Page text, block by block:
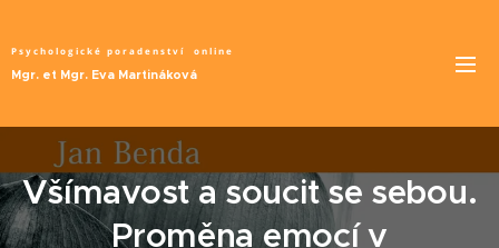
Psychologické poradenství online
Mgr. et Mgr. Eva Martináková
Všímavost a soucit se sebou.
Proměna emocí v